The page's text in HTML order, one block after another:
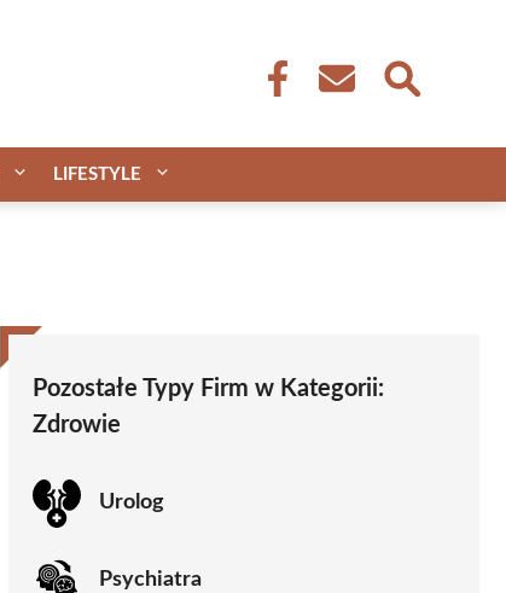
LIFESTYLE
Pozostałe Typy Firm w Kategorii:
Zdrowie
Urolog
Psychiatra